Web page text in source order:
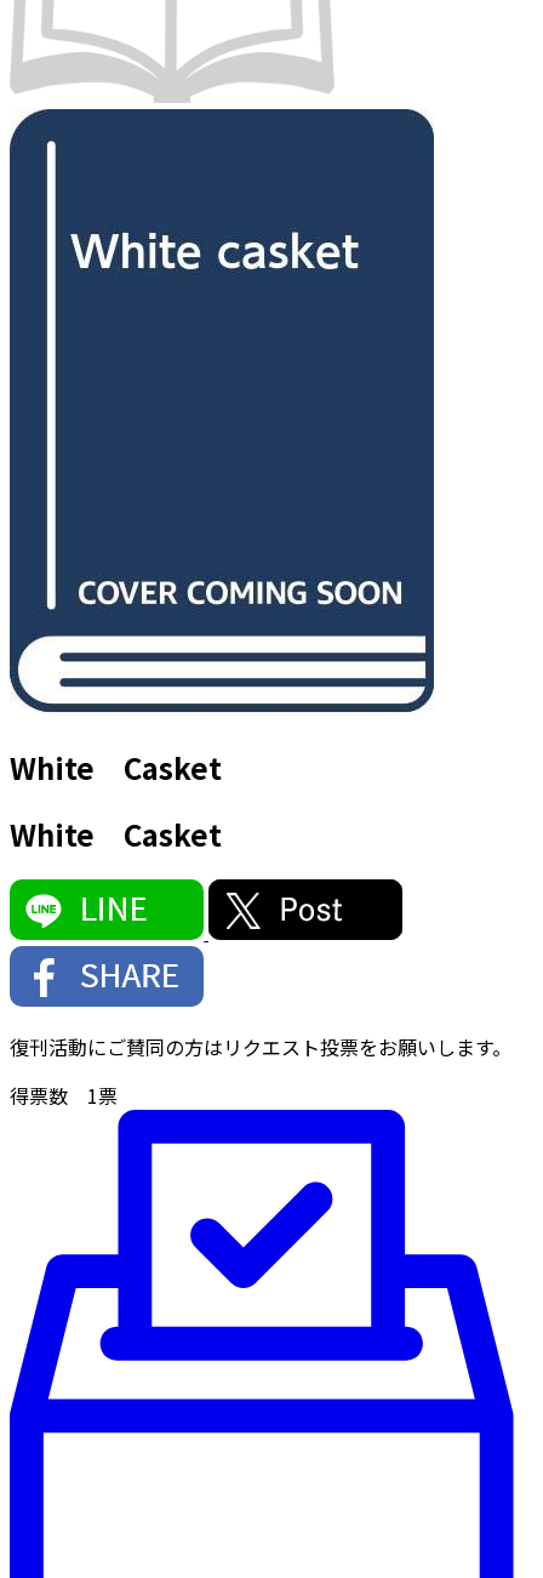
White Casket
White Casket
復刊活動にご賛同の方はリクエスト投票をお願いします。
得票数 1票